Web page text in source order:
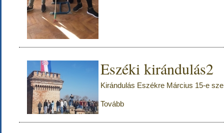
Eszéki kirándulás2
Kirándulás Eszékre Március 15-e
Tovább